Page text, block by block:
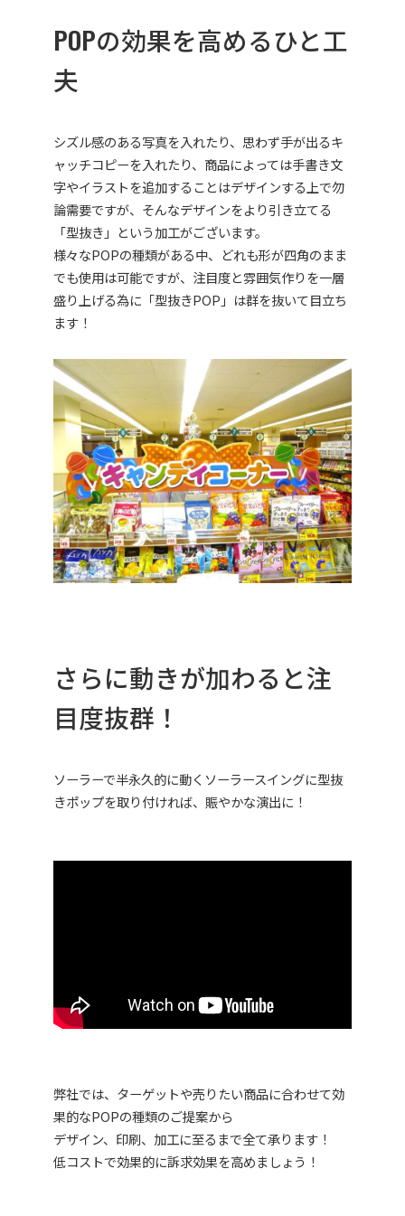
POPの効果を高めるひと工
夫
シズル感のある写真を入れたり、思わず手が出るキ
ャッチコピーを入れたり、商品によっては手書き文
字やイラストを追加することはデザインする上で勿
論需要ですが、そんなデザインをより引き立てる
「型抜き」という加工がございます。
様々なPOPの種類がある中、どれも形が四角のまま
でも使用は可能ですが、注目度と雰囲気作りを一層
盛り上げる為に「型抜きPOP」は群を抜いて目立ち
ます！
さらに動きが加わると注
目度抜群！
ソーラーで半永久的に動くソーラースイングに型抜
きポップを取り付ければ、賑やかな演出に！
弊社では、ターゲットや売りたい商品に合わせて効
果的なPOPの種類のご提案から
デザイン、印刷、加工に至るまで全て承ります！
低コストで効果的に訴求効果を高めましょう！